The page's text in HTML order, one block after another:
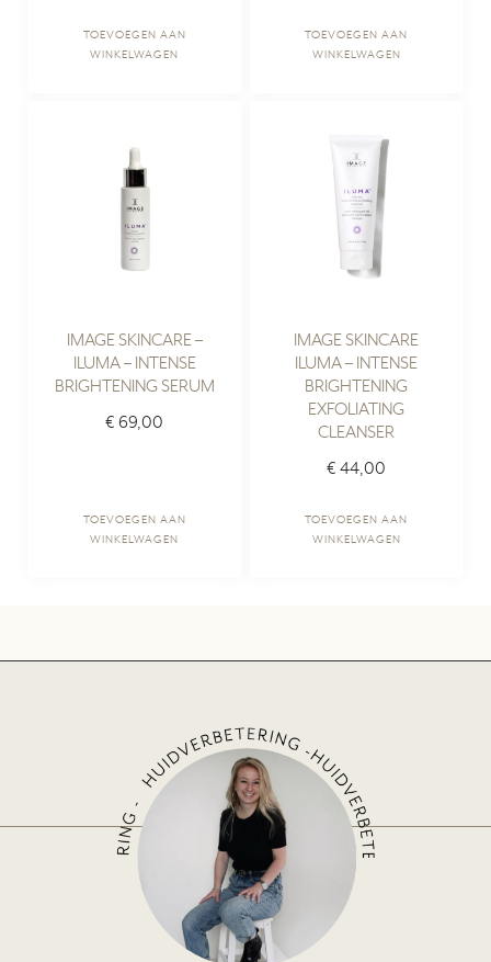
TOEVOEGEN AAN
WINKELWAGEN
TOEVOEGEN AAN
WINKELWAGEN
IMAGE SKINCARE –
ILUMA – INTENSE
BRIGHTENING SERUM
€ 69,00
TOEVOEGEN AAN
WINKELWAGEN
IMAGE SKINCARE
ILUMA – INTENSE
BRIGHTENING
EXFOLIATING
CLEANSER
€ 44,00
TOEVOEGEN AAN
WINKELWAGEN